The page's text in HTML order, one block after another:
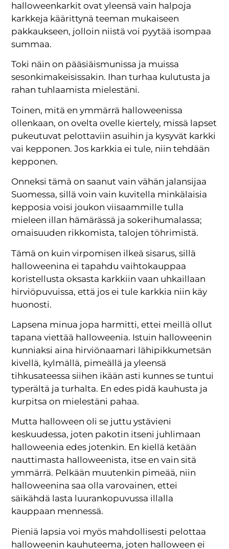
halloweenkarkit ovat yleensä vain halpoja
karkkeja käärittynä teeman mukaiseen
pakkaukseen, jolloin niistä voi pyytää isompaa
summaa.
Toki näin on pääsiäismunissa ja muissa
sesonkimakeisissakin. Ihan turhaa kulutusta ja
rahan tuhlaamista mielestäni.
Toinen, mitä en ymmärrä halloweenissa
ollenkaan, on ovelta ovelle kiertely, missä lapset
pukeutuvat pelottaviin asuihin ja kysyvät karkki
vai kepponen. Jos karkkia ei tule, niin tehdään
kepponen.
Onneksi tämä on saanut vain vähän jalansijaa
Suomessa, sillä voin vain kuvitella minkälaisia
kepposia voisi joukon viisaammille tulla
mieleen illan hämärässä ja sokerihumalassa;
omaisuuden rikkomista, talojen töhrimistä.
Tämä on kuin virpomisen ilkeä sisarus, sillä
halloweenina ei tapahdu vaihtokauppaa
koristellusta oksasta karkkiin vaan uhkaillaan
hirviöpuvuissa, että jos ei tule karkkia niin käy
huonosti.
Lapsena minua jopa harmitti, ettei meillä ollut
tapana viettää halloweenia. Istuin halloweenin
kunniaksi aina hirviönaamari lähipikkumetsän
kivellä, kylmällä, pimeällä ja yleensä
tihkusateessa siihen ikään asti kunnes se tuntui
typerältä ja turhalta. En edes pidä kauhusta ja
kurpitsa on mielestäni pahaa.
Mutta halloween oli se juttu ystävieni
keskuudessa, joten pakotin itseni juhlimaan
halloweenia edes jotenkin. En kiellä ketään
nauttimasta halloweenista, itse en vain sitä
ymmärrä. Pelkään muutenkin pimeää, niin
halloweenina saa olla varovainen, ettei
säikähdä lasta luurankopuvussa illalla
kauppaan mennessä.
Pieniä lapsia voi myös mahdollisesti pelottaa
halloweenin kauhuteema, joten halloween ei